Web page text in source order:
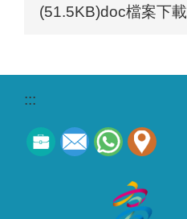
(51.5KB)doc檔案下載
:::